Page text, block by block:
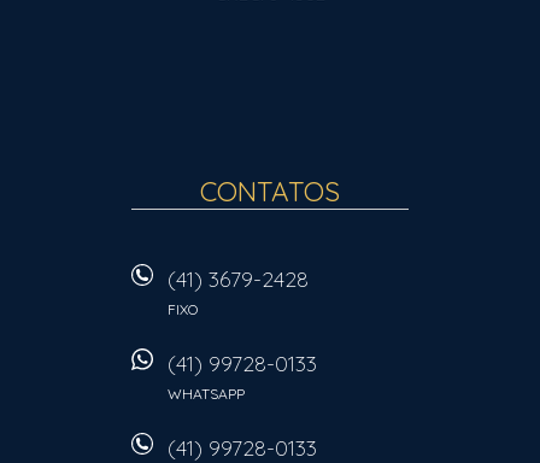
CONTATOS
(41) 3679-2428
FIXO
(41) 99728-0133
WHATSAPP
(41) 99728-0133